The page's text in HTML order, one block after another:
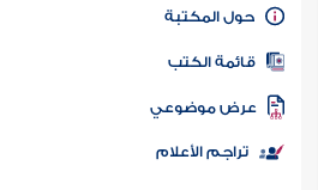
كتاب الأمة
المكتبة
الكتب
موضوعي